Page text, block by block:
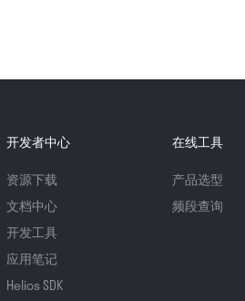
开发者中心
资源下载
文档中心
开发工具
应用笔记
Helios SDK
在线工具
产品选型
频段查询